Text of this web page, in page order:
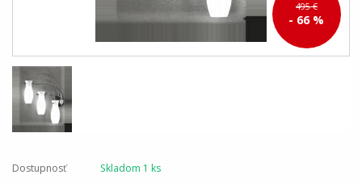
495 €
- 66 %
Dostupnosť Skladom 1 ks